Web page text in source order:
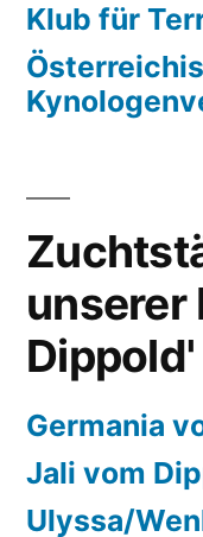
Klub für
unserer
Dippold'
Germania
Jali vom
Ulyssa/